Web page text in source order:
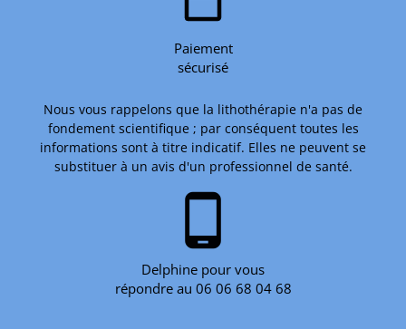
Paiement
sécurisé
Nous vous rappelons que la lithothérapie n'a pas de
fondement scientifique ; par conséquent toutes les
informations sont à titre indicatif. Elles ne peuvent se
substituer à un avis d'un professionnel de santé.
phone_android
Delphine pour vous
répondre au 06 06 68 04 68